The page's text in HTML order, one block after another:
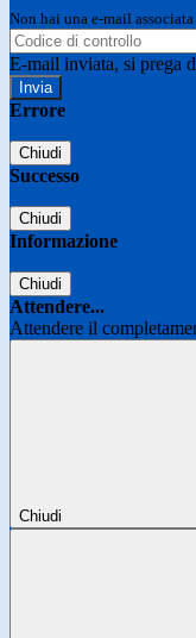
Non hai una e-mail
E-mail inviata, si prega
Errore
Chiudi
Successo
Chiudi
Informazione
Chiudi
Attendere...
Attendere il
Chiudi